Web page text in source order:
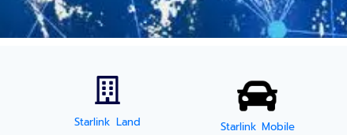
Starlink Land
Starlink Mobile